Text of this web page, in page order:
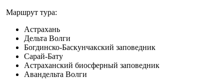
Маршрут тура:
Астрахань
Дельта Волги
Богдинско-Баскунчакский заповедник
Сарай-Бату
Астраханский биосферный заповедник
Авандельта Волги